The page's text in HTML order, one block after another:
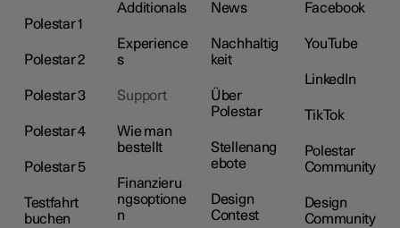
Polestar 1
Polestar 2
Polestar 3
Polestar 4
Polestar 5
Testfahrt
buchen
Additionals
Experience
s
Support
Wie man
bestellt
Finanzieru
ngsoptione
n
News
Nachhaltig
keit
Über
Polestar
Stellenang
ebote
Design
Contest
Facebook
YouTube
LinkedIn
TikTok
Polestar
Community
Design
Community